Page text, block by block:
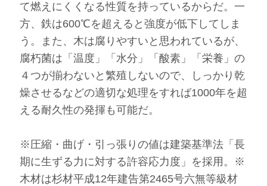
て燃えにくくなる性質を持っているからだ。一
方、鉄は600℃を超えると強度が低下してしま
う。また、木は腐りやすいと思われているが、
腐朽菌は「温度」「水分」「酸素」「栄養」の
４つが揃わないと繁殖しないので、しっかり乾
燥させるなどの適切な処理をすれば1000年を超
える耐久性の発揮も可能だ。
※圧縮・曲げ・引っ張りの値は建築基準法「長
期に生ずる力に対する許容応力度」を採用。※
木材は杉材平成12年建告第2465号六無等級材